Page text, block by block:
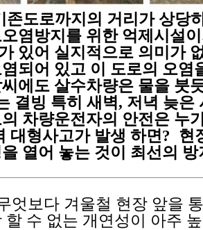
존도로까지의 거리가 상당
염방지를 위한 억제시설
있어 실지적으로 의미가
되어 있고 이 도로의 오염
에도 살수차량은 물을 붓
결빙 특히 새벽, 저녁 늦은
차량운전자의 안전은 누
대형사고가 발생 하면? 현
열어 놓는 것이 최선의 방
엇보다 겨울철 현장 앞을
할 수 없는 개연성이 아주